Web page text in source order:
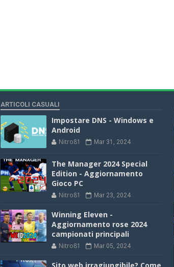
ARTICOLI CASUALI
Impostare DNS - Windows e
Android
Nitro81 Mar 31, 2024
The Manager 2024 Special
Edition - Aggiornamento
Gioco PC
Nitro81 Mar 23, 2024
Winning Eleven -
Aggiornamento rose 2024
campionati principali
Nitro81 Mar 05, 2024